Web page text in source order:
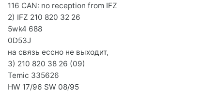
116 CAN: no reception from IFZ
2) IFZ 210 820 32 26
5wk4 688
0D53J
на связь ессно не выходит,
3) 210 820 38 26 (09)
Temic 335626
HW 17/96 SW 08/95